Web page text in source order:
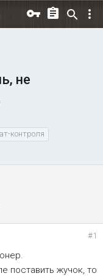
не
контроля
#1
поставить жучок, то